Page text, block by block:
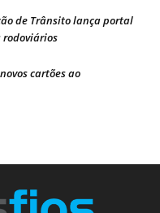
de Trânsito lança portal
cartões ao